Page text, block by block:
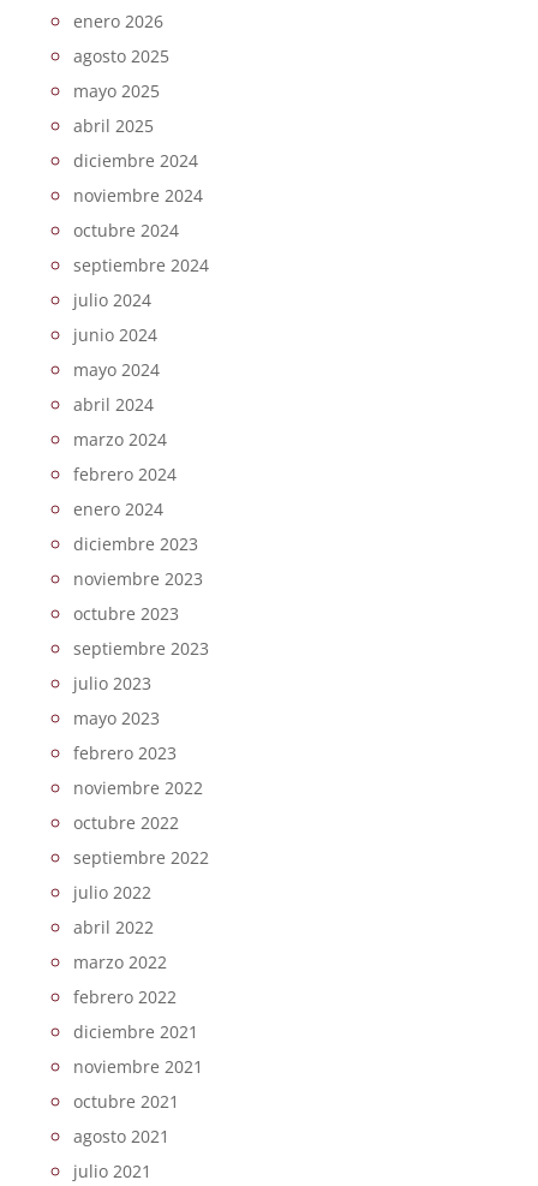
enero 2026
agosto 2025
mayo 2025
abril 2025
diciembre 2024
noviembre 2024
octubre 2024
septiembre 2024
julio 2024
junio 2024
mayo 2024
abril 2024
marzo 2024
febrero 2024
enero 2024
diciembre 2023
noviembre 2023
octubre 2023
septiembre 2023
julio 2023
mayo 2023
febrero 2023
noviembre 2022
octubre 2022
septiembre 2022
julio 2022
abril 2022
marzo 2022
febrero 2022
diciembre 2021
noviembre 2021
octubre 2021
agosto 2021
julio 2021